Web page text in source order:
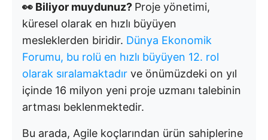
👀 Biliyor muydunuz? Proje yönetimi,
küresel olarak en hızlı büyüyen
mesleklerden biridir. Dünya Ekonomik
Forumu, bu rolü en hızlı büyüyen 12. rol
olarak sıralamaktadır ve önümüzdeki on yıl
içinde 16 milyon yeni proje uzmanı talebinin
artması beklenmektedir.
Bu arada, Agile koçlarından ürün sahiplerine